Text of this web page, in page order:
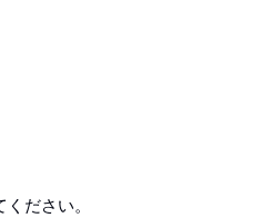
ださい。